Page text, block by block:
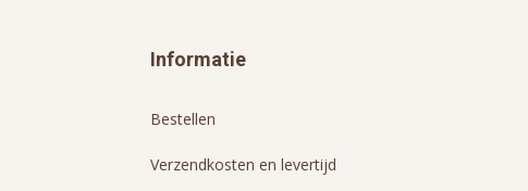
Informatie
Bestellen
Verzendkosten en levertijd